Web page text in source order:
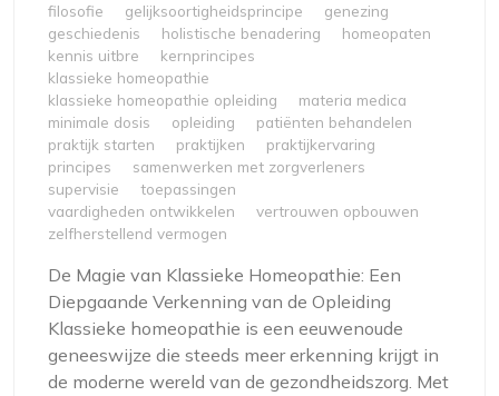
filosofie
gelijksoortigheidsprincipe
genezing
geschiedenis
holistische benadering
homeopaten
kennis uitbre
kernprincipes
klassieke homeopathie
klassieke homeopathie opleiding
materia medica
minimale dosis
opleiding
patiënten behandelen
praktijk starten
praktijken
praktijkervaring
principes
samenwerken met zorgverleners
supervisie
toepassingen
vaardigheden ontwikkelen
vertrouwen opbouwen
zelfherstellend vermogen
De Magie van Klassieke Homeopathie: Een
Diepgaande Verkenning van de Opleiding
Klassieke homeopathie is een eeuwenoude
geneeswijze die steeds meer erkenning krijgt in
de moderne wereld van de gezondheidszorg. Met